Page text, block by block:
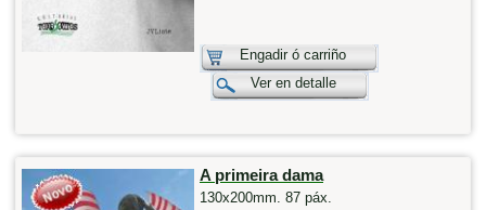
Engadir ó carriño
Ver en detalle
A primeira dama
130x200mm. 87 páx.